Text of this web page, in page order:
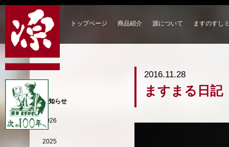
トップページ 商品紹介 源について ますのすし
2016.11.28
ますまる日
お知らせ
2026
2025